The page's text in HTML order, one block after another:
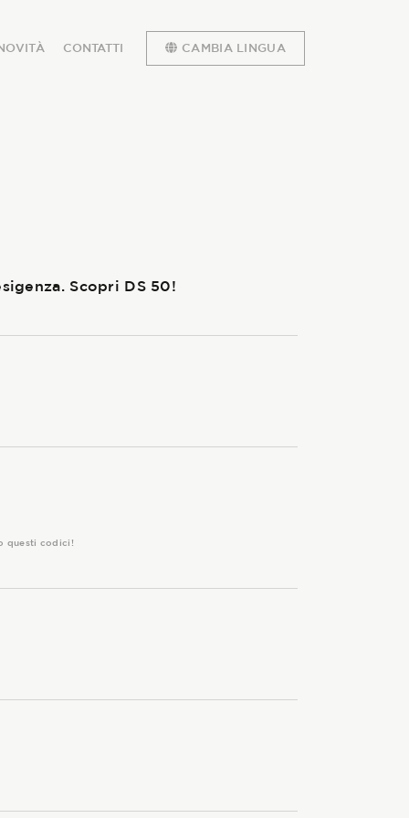
CONTATTI CAMBIA LINGUA
Scopri DS 50!
questi codici!